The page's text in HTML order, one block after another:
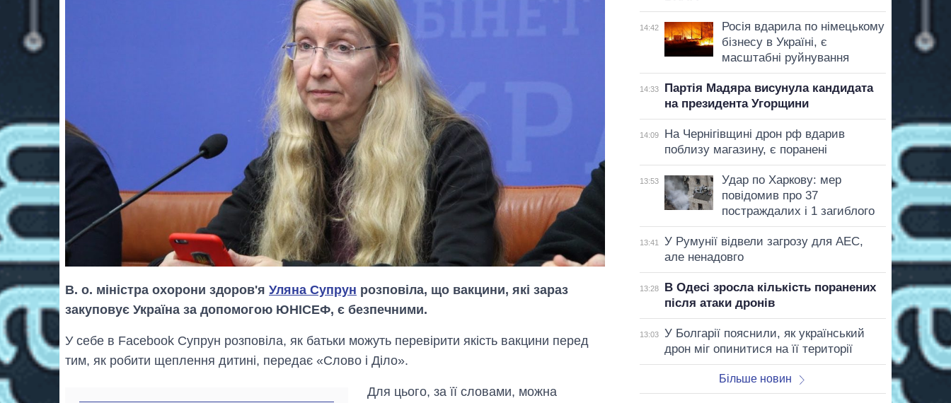
В. о. міністра охорони здоров'я Уляна Супрун розповіла, що вакцини, які зараз
закуповує Україна за допомогою ЮНІСЕФ, є безпечними.
У себе в Facebook Супрун розповіла, як батьки можуть перевірити якість вакцини перед
тим, як робити щеплення дитині, передає «Слово і Діло».
Для цього, за її словами, можна
14:42
Росія вдарила по німецькому
бізнесу в Україні, є
масштабні руйнування
14:33
Партія Мадяра висунула кандидата
на президента Угорщини
14:09
На Чернігівщині дрон рф вдарив
поблизу магазину, є поранені
13:53
Удар по Харкову: мер
повідомив про 37
постраждалих і 1 загиблого
13:41
У Румунії відвели загрозу для АЕС,
але ненадовго
13:28
В Одесі зросла кількість поранених
після атаки дронів
13:03
У Болгарії пояснили, як український
дрон міг опинитися на її території
Більше новин